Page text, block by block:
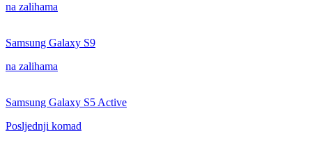
na zalihama
Samsung Galaxy S9
na zalihama
Samsung Galaxy S5 Active
Posljednji komad